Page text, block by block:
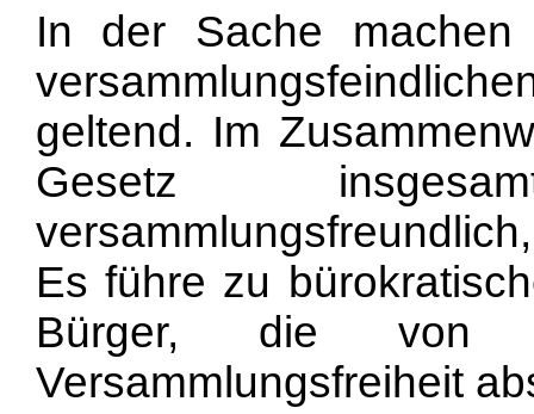
In der Sache machen
geltend. Im
Gesetz
Es führe zu
Bürger, die von
Versammlungsfreiheit